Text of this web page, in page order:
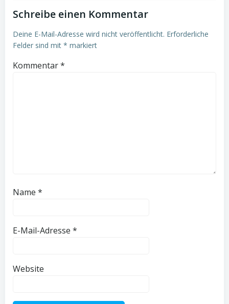
Schreibe einen Kommentar
Deine E-Mail-Adresse wird nicht veröffentlicht. Erforderliche
Felder sind mit * markiert
Kommentar*
Name *
E-Mail-Adresse *
Website